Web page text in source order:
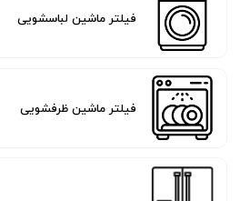
فیلتر ماشین لباسشویی
فیلتر ماشین ظرفشویی